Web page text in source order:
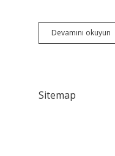
Devamını okuyun
Sitemap